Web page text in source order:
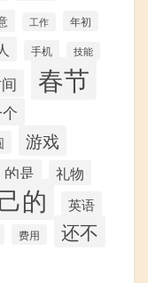
工作 年初
手机 技能
春节
游戏
的是 礼物
的 英语
费用 还不